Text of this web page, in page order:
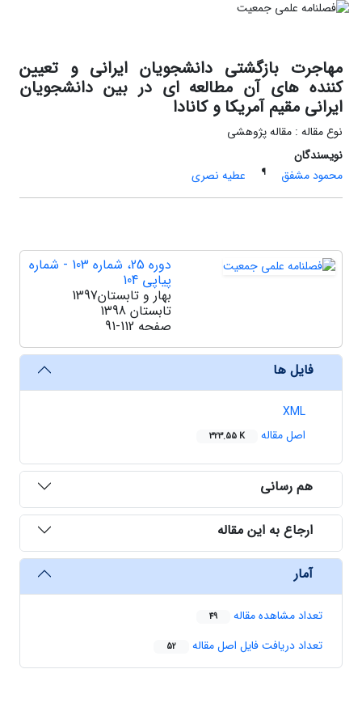
مهاجرت بازگشتی دانشجویان ایرانی و تعیین
کننده های آن مطالعه ای در بین دانشجویان
ایرانی مقیم آمریکا و کانادا
نوع مقاله : مقاله پژوهشی
نویسندگان
محمود مشفق
¶ عطیه نصری
دوره 25، شماره 103 - شماره
پیاپی 104
بهار و تابستان1397
تابستان 1398
صفحه 91-112
فایل ها
XML
اصل مقاله
323.55 K
هم رسانی
ارجاع به این مقاله
آمار
تعداد مشاهده مقاله 49
تعداد دریافت فایل اصل مقاله 52